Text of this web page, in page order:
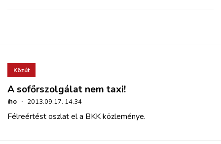
Közút
A sofőrszolgálat nem taxi!
iho · 2013.09.17. 14:34
Félreértést oszlat el a BKK közleménye.